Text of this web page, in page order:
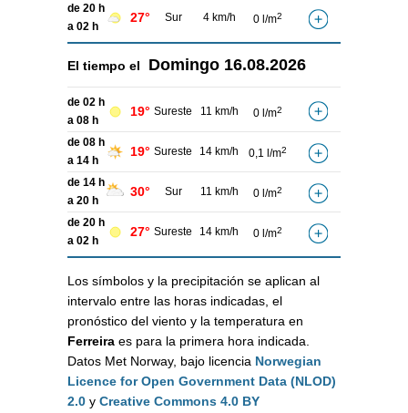
de 20 h
a 02 h
27° Sur 4 km/h 0 l/m2
El tiempo el Domingo 16.08.2026
de 02 h
a 08 h
19° Sureste 11 km/h 0 l/m2
de 08 h
a 14 h
19° Sureste 14 km/h 0,1 l/m2
de 14 h
a 20 h
30° Sur 11 km/h 0 l/m2
de 20 h
a 02 h
27° Sureste 14 km/h 0 l/m2
Los símbolos y la precipitación se aplican al
intervalo entre las horas indicadas, el
pronóstico del viento y la temperatura en
Ferreira es para la primera hora indicada.
Datos Met Norway, bajo licencia Norwegian
Licence for Open Government Data (NLOD)
2.0 y Creative Commons 4.0 BY